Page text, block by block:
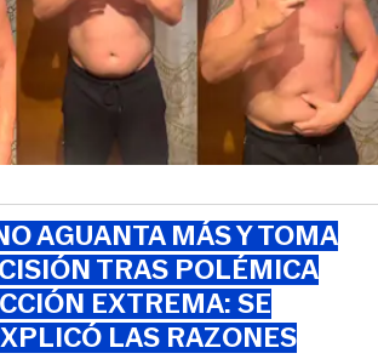
AGUANTA MÁS Y TOMA
TRAS POLÉMICA
EXTREMA: SE
LAS RAZONES